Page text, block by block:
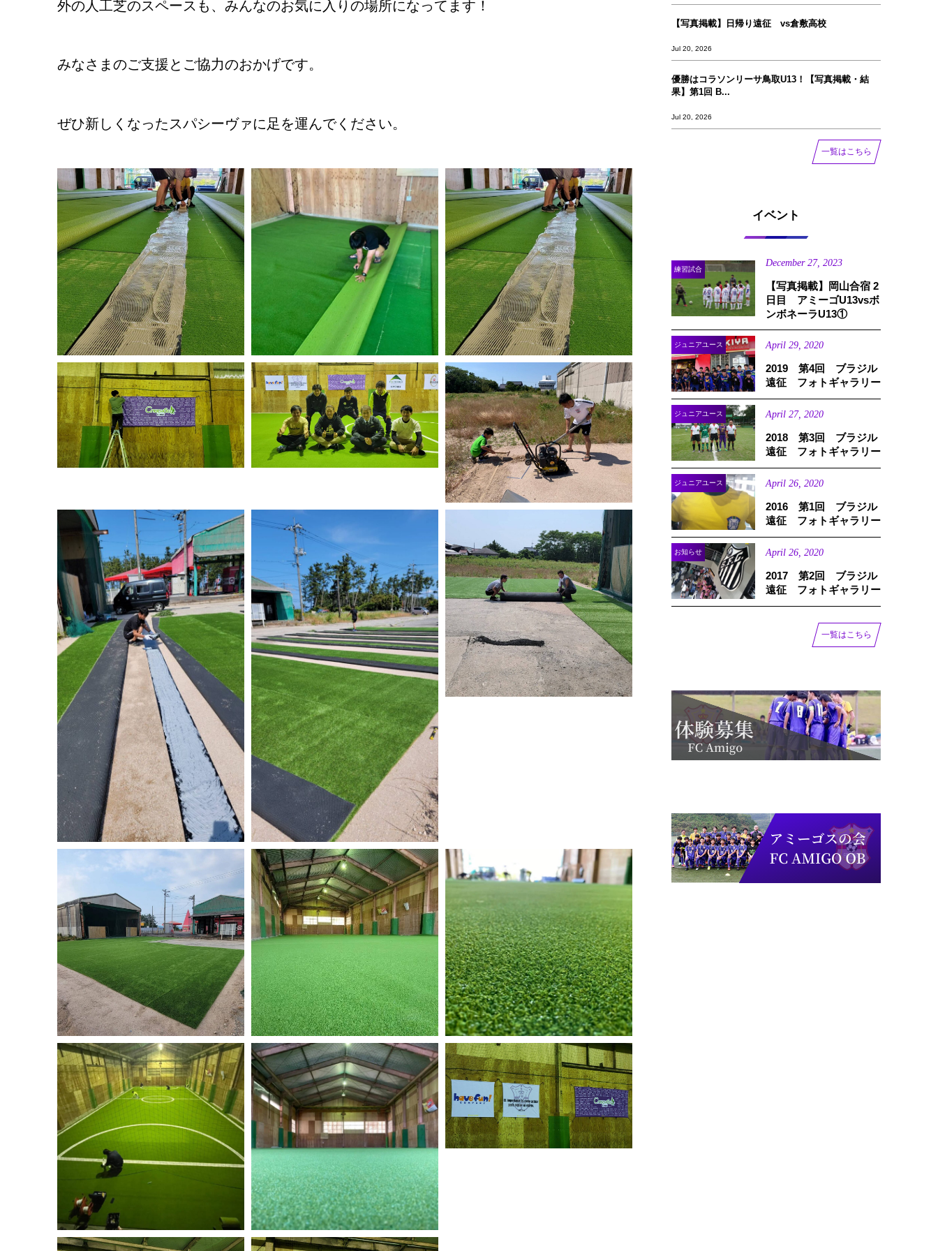
外の人工芝のスペースも、みんなのお気に入りの場所になってます！
みなさまのご支援とご協力のおかげです。
ぜひ新しくなったスパシーヴァに足を運んでください。
【写真掲載】日帰り遠征 vs倉敷高校
Jul 20, 2026
優勝はコラソンリーサ鳥取U13！【写真掲載‪‪‪︎︎・結
果】第1回 B...
Jul 20, 2026
一覧はこちら
イベント
練習試合
December 27, 2023
【写真掲載】岡山合宿 2
日目 アミーゴU13vsボ
ンボネーラU13①
ジュニアユース April 29 2020
2019 第4回 ブラジル
遠征 フォトギャラリー
ジュニアユース April 27, 2020
2018 第3回 ブラジル
遠征 フォトギャラリー
ジュニアユース April 26 2020
2016 第1回 ブラジル
遠征 フォトギャラリー
お知らせ April 26 2020
2017 第2回 ブラジル
遠征 フォトギャラリー
一覧はこちら